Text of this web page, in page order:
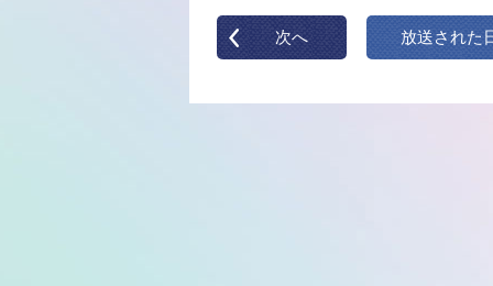
次へ 放送された